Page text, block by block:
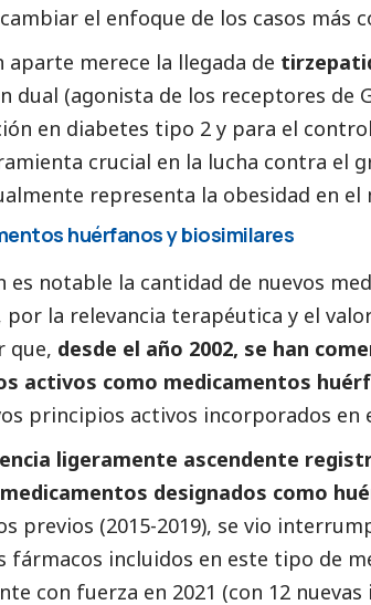
el enfoque de los casos más
aparte merece la llegada de
dual (agonista de los receptores de
en diabetes tipo 2 y para el
crucial en la lucha contra el
representa la obesidad en el
huérfanos y biosimilares
es notable la cantidad de nuevos
por la relevancia terapéutica y el
que, desde el año 2002, se han
activos como medicamentos
principios activos incorporados en
ligeramente ascendente
designados como
previos (2015-2019), se vio
fármacos incluidos en este tipo de
con fuerza en 2021 (con 12